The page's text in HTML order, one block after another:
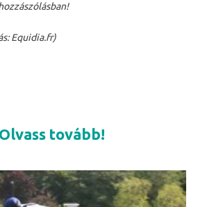
Equidia.fr)
Olvass tovább!